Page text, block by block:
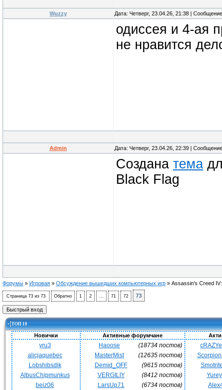
Wuzzy Дата: Четверг, 23.04.26, 21:38 |
одиссея и 4-ая
не нравится
Admin Дата: Четверг, 23.04.26, 22:39 |
Создана тема
Black Flag
Форумы » Игровая » Обсуждение вышедших компьютерных игр » Assassin's Creed
Страница 73 из 73 Обратно 1 2 … 71 72 73
ТОП 10
Новички Активные форумчане
yru3
alicjaquebec
Lobshibsdik
AlbusChipmunkus
beiz06
Haoose
(18734 постов)
MasterMist
(12635 постов)
Demid_OFF
(9615 постов)
VERGILIY
(8412 постов)
LarsUp71
(6734 постов)